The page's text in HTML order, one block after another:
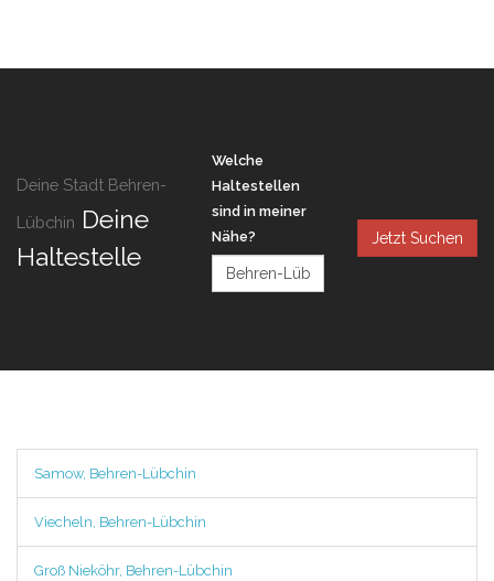
Deine Stadt Behren-
Lübchin Deine
Haltestelle
Welche
Haltestellen
sind in meiner
Nähe?
Jetzt Suchen
Samow, Behren-Lübchin
Viecheln, Behren-Lübchin
Groß Nieköhr, Behren-Lübchin